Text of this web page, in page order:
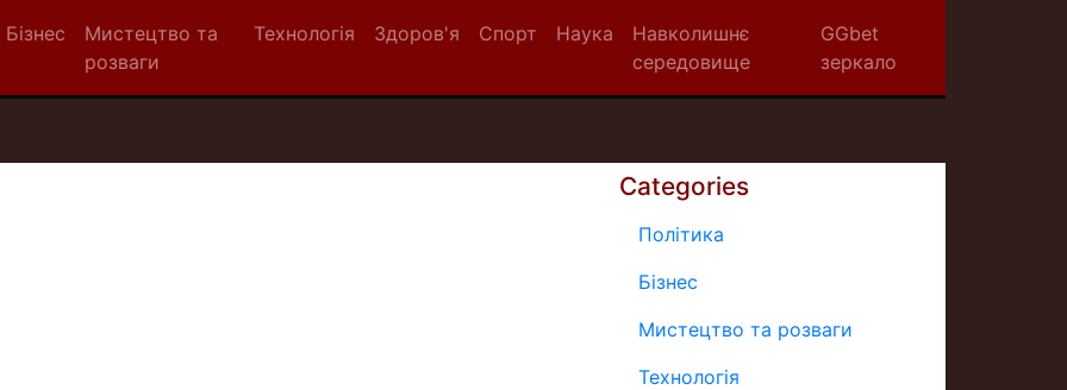
Бізнес
Мистецтво та
розваги
Технологія Здоров'я Спорт Наука
Навколишнє
середовище
GGbet
зеркало
Categories
Політика
Бізнес
Мистецтво та розваги
Технологія